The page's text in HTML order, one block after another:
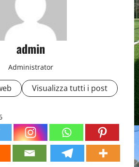
admin
Administrator
Visualizza tutti i post